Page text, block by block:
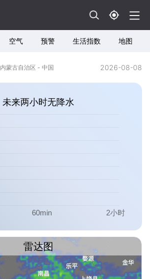
空气 预警 生活指数 地图
内蒙古自治区 - 中国 2026-08-08
未来两小时无降水
雷达图